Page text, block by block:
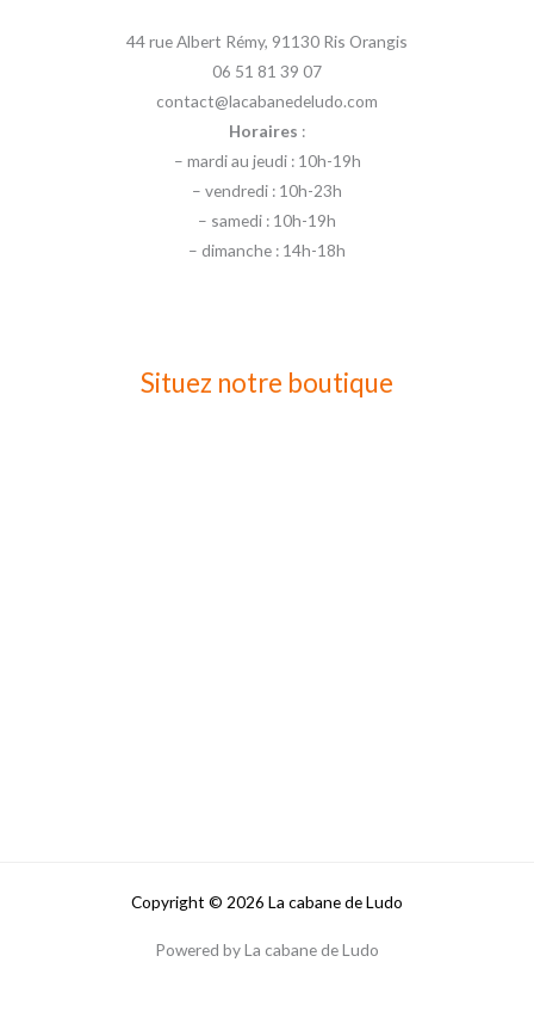
44 rue Albert Rémy, 91130 Ris Orangis
06 51 81 39 07
contact@lacabanedeludo.com
Horaires :
– mardi au jeudi : 10h-19h
– vendredi : 10h-23h
– samedi : 10h-19h
– dimanche : 14h-18h
Situez notre boutique
Copyright © 2026 La cabane de Ludo
Powered by La cabane de Ludo